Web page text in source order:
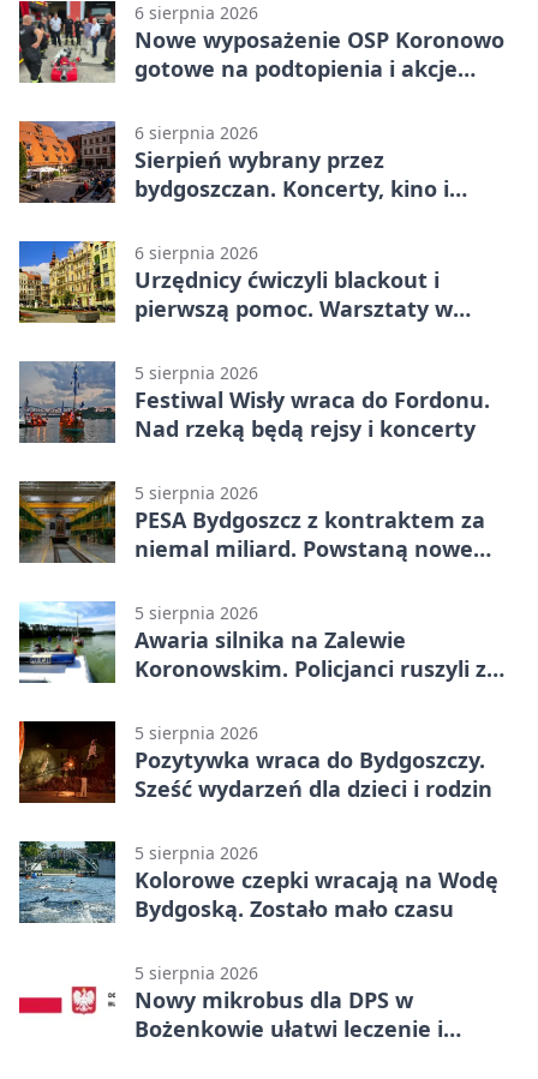
6 sierpnia 2026
Nowe wyposażenie OSP Koronowo
gotowe na podtopienia i akcje
6 sierpnia 2026
Sierpień wybrany przez
bydgoszczan. Koncerty, kino i
6 sierpnia 2026
Urzędnicy ćwiczyli blackout i
pierwszą pomoc. Warsztaty w
5 sierpnia 2026
Festiwal Wisły wraca do Fordonu.
Nad rzeką będą rejsy i koncerty
5 sierpnia 2026
PESA Bydgoszcz z kontraktem za
niemal miliard. Powstaną nowe
5 sierpnia 2026
Awaria silnika na Zalewie
Koronowskim. Policjanci ruszyli z
5 sierpnia 2026
Pozytywka wraca do Bydgoszczy.
Sześć wydarzeń dla dzieci i rodzin
5 sierpnia 2026
Kolorowe czepki wracają na Wodę
Bydgoską. Zostało mało czasu
5 sierpnia 2026
Nowy mikrobus dla DPS w
Bożenkowie ułatwi leczenie i